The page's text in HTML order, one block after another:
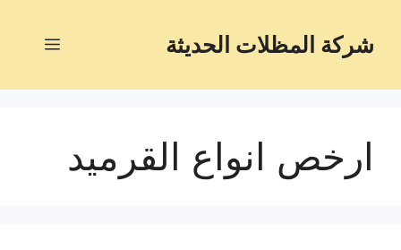
شركة المظلات الحديثة
ارخص انواع القرميد